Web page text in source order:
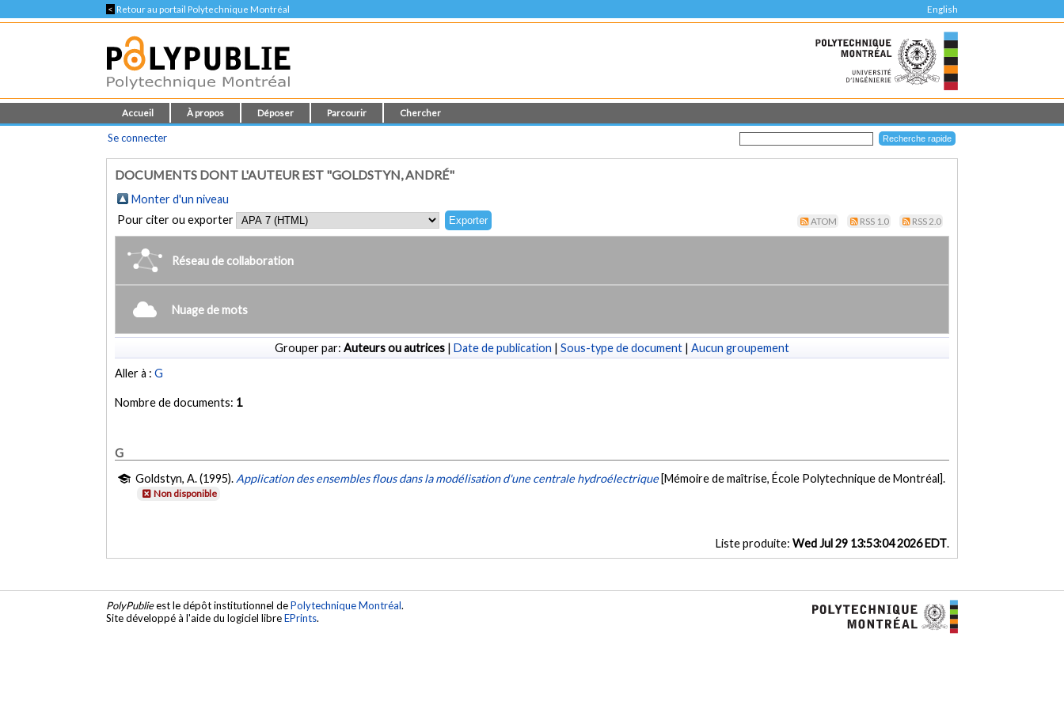
< Retour au portail Polytechnique Montréal English
Accueil À propos Déposer Parcourir Chercher
Se connecter
DOCUMENTS DONT L'AUTEUR EST "GOLDSTYN, ANDRÉ"
Monter d'un niveau
Pour citer ou exporter
ATOM RSS 1.0 RSS 2.0
Réseau de collaboration
Nuage de mots
Grouper par: Auteurs ou autrices | Date de publication | Sous-type de document | Aucun groupement
Aller à :G
Nombre de documents: 1
G
Goldstyn, A. (1995). Application des ensembles flous dans la modélisation d'une centrale hydroélectrique [Mémoire de maîtrise, École Polytechnique de Montréal].
Non disponible
Liste produite: Wed Jul 29 13:53:04 2026 EDT.
PolyPublieest le dépôt institutionnel dePolytechnique Montréal.
Site développé à l'aide du logiciel libreEPrints.